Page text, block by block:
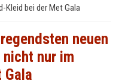
Kleid bei der Met Gala
neuen
nur im
Gala